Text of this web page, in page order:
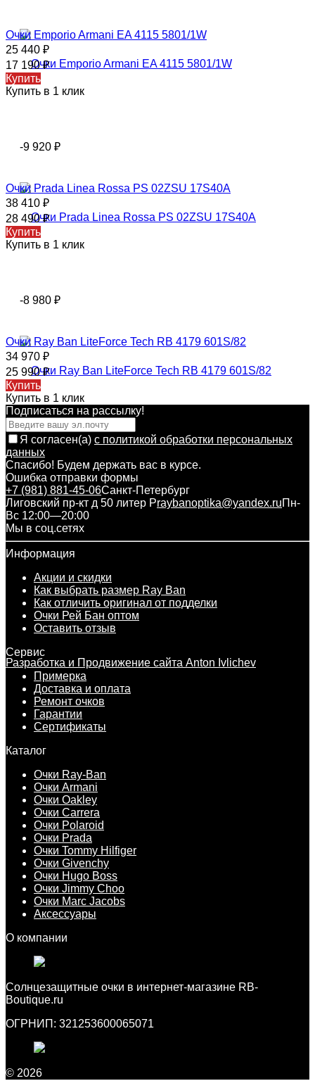
Очки Emporio Armani EA 4115 5801/1W
25 440 ₽
17 190₽
Купить
Купить в 1 клик
-9 920 ₽
Очки Prada Linea Rossa PS 02ZSU 17S40A
38 410 ₽
28 490₽
Купить
Купить в 1 клик
-8 980 ₽
Очки Ray Ban LiteForce Tech RB 4179 601S/82
34 970 ₽
25 990₽
Купить
Купить в 1 клик
Подписаться на рассылкy!
Я согласен(a) с политикой обработки персональных
данных
Спасибо! Будем держать вас в курсе.
Ошибка отправки формы
+7 (981) 881-45-06Санкт-Петербург
Лиговский пр-кт д 50 литер Рraybanoptika@yandex.ruПн-
Вс 12:00—20:00
Мы в соц.сетях
Информация
Акции и скидки
Как выбрать размер Ray Ban
Как отличить оригинал от подделки
Очки Рей Бан оптом
Оставить отзыв
Разработка и Продвижение сайта Anton Ivlichev
Сервис
Примерка
Доставка и оплата
Ремонт очков
Гарантии
Сертификаты
Каталог
Очки Ray-Ban
Очки Armani
Очки Oakley
Очки Carrera
Очки Polaroid
Очки Prada
Очки Tommy Hilfiger
Очки Givenchy
Очки Hugo Boss
Очки Jimmy Choo
Очки Marc Jacobs
Аксессуары
О компании
Cолнцезащитные очки в интернет-магазине RB-
Boutique.ru
ОГРНИП: 321253600065071
© 2026